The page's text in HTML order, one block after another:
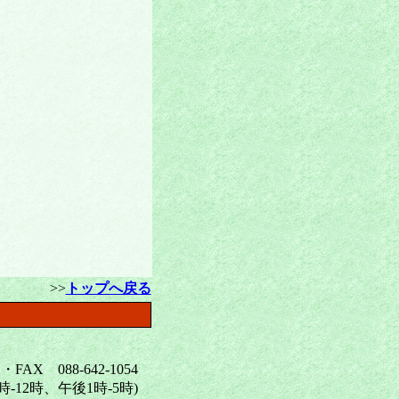
>>トップへ戻る
FAX 088-642-1054
-12時、午後1時-5時)